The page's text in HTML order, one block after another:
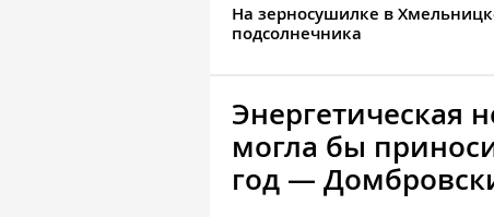
На зерносушилке в
подсолнечника
Энергетическая
могла бы
год —